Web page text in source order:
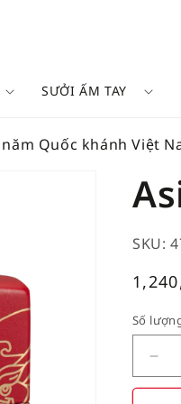
SƯỞI ẤM TAY
Quốc khánh Việt
SKU:
Giá
Số